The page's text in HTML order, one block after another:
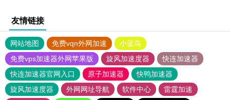
友情链接
网站地图 免费vqn外网加速
小蓝鸟
免费vps加速器外网苹果版
旋风加速度器
快连加速器
快连加速器官网入口
原子加速器
快鸭加速器
旋风加速度器
外网网址导航 软件中心
雷霆加速